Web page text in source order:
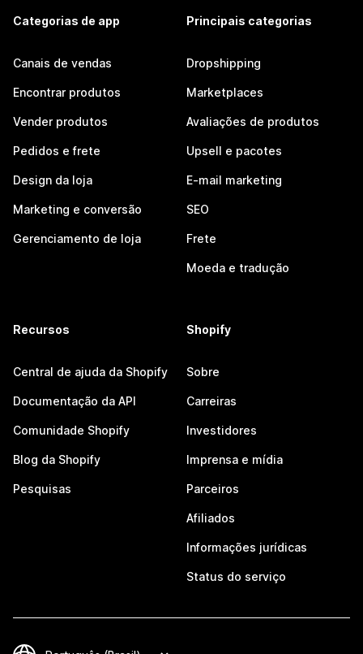
Categorias de app
Canais de vendas
Encontrar produtos
Vender produtos
Pedidos e frete
Design da loja
Marketing e conversão
Gerenciamento de loja
Principais categorias
Dropshipping
Marketplaces
Avaliações de produtos
Upsell e pacotes
E-mail marketing
SEO
Frete
Moeda e tradução
Recursos
Central de ajuda da Shopify
Documentação da API
Comunidade Shopify
Blog da Shopify
Pesquisas
Shopify
Sobre
Carreiras
Investidores
Imprensa e mídia
Parceiros
Afiliados
Informações jurídicas
Status do serviço